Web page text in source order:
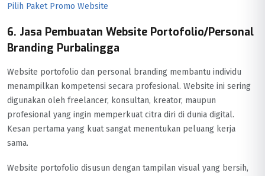
Pilih Paket Promo Website
6. Jasa Pembuatan Website Portofolio/Personal
Branding Purbalingga
Website portofolio dan personal branding membantu individu
menampilkan kompetensi secara profesional. Website ini sering
digunakan oleh freelancer, konsultan, kreator, maupun
profesional yang ingin memperkuat citra diri di dunia digital.
Kesan pertama yang kuat sangat menentukan peluang kerja
sama.
Website portofolio disusun dengan tampilan visual yang bersih,